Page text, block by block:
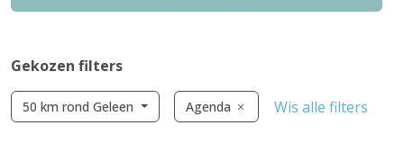
Gekozen filters
50 km rond Geleen Agenda Wis alle filters